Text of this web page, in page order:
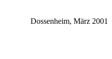
Dossenheim, März 2001